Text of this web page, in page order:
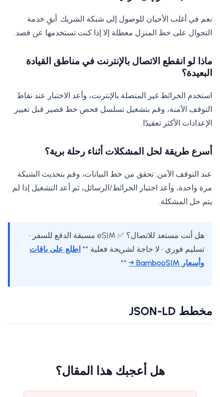
نعم في أغلب الأحيان للوصول إلى شبكة الشريك. أبقِ خدمة
التجوال على خط المنزل معطلة إلا إذا كنت تستخدمها عن قصد.
ماذا لو انقطع الاتصال بالإنترنت في مناطق القيادة
البعيدة؟
استخدم الخرائط غير المتصلة بالإنترنت، وأعد الاختبار عند نقاط
التوقف الآمنة، وقم بتشغيل تسلسل فحص خط قصير قبل تغيير
الإعدادات الأكثر تعقيدًا.
أسرع طريقة لحل المشكلات أثناء رحلة برية؟
عند التوقف الآمن: تحقق من خط البيانات، وقم بتحديث الشبكة
مرة واحدة، وأعد اختبار الخرائط/الرسائل، ثم أعد التشغيل إذا لم
يتم حل المشكلة.
هل أنت مستعد للاتصال؟ ✅ eSIM مسبقة الدفع للسفر •
تسليم فوري • لا حاجة لشريحة فعلية ** اطلع على باقات
وأسعار BambooSIM →
**
مخطط JSON-LD
هل أعجبك هذا المقال؟